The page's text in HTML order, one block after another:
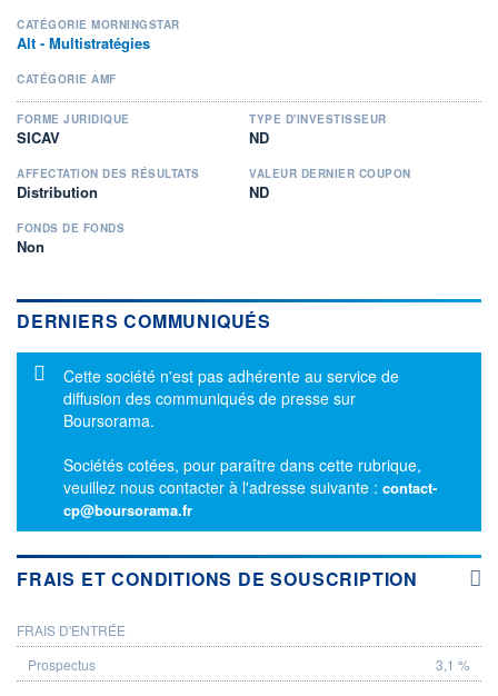
CATÉGORIE MORNINGSTAR
Alt - Multistratégies
CATÉGORIE AMF
FORME JURIDIQUE
SICAV
TYPE D'INVESTISSEUR
ND
AFFECTATION DES RÉSULTATS
Distribution
VALEUR DERNIER COUPON
ND
FONDS DE FONDS
Non
DERNIERS COMMUNIQUÉS
Message d'information
Cette société n'est pas adhérente au service de
diffusion des communiqués de presse sur
Boursorama.
Sociétés cotées, pour paraître dans cette rubrique,
veuillez nous contacter à l'adresse suivante : contact-
cp@boursorama.fr
FRAIS ET CONDITIONS DE SOUSCRIPTION
PROSPECTUS
FRAIS D'ENTRÉE
3,1 %